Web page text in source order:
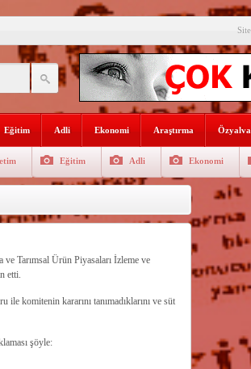
Eğitim Adli Ekonomi Araştırma
Eğitim Adli Ekonomi
Tarımsal Ürün Piyasaları İzleme ve
etti.
komitenin kararını tanımadıklarını ve süt
şöyle: